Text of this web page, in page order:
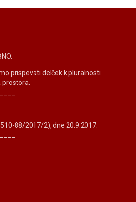
prispevati delček k pluralnosti
88/2017/2), dne 20.9.2017.